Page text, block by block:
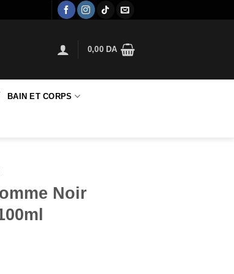
0,00 DA
BAIN ET CORPS
Noir